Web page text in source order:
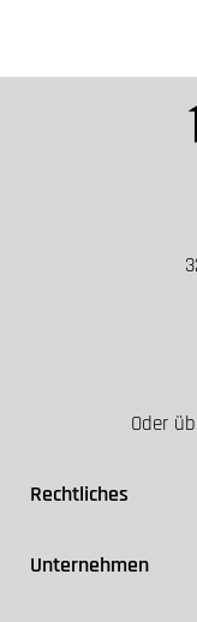
Oder
Rechtliches
Unternehmen